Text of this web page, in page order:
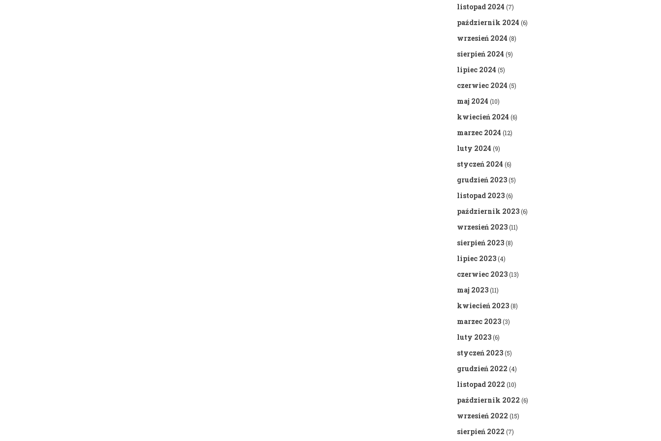
listopad 2024 (7)
październik 2024 (6)
wrzesień 2024 (8)
sierpień 2024 (9)
lipiec 2024 (5)
czerwiec 2024 (5)
maj 2024 (10)
kwiecień 2024 (6)
marzec 2024 (12)
luty 2024 (9)
styczeń 2024 (6)
grudzień 2023(5)
listopad 2023(6)
październik 2023(6)
wrzesień 2023(11)
sierpień 2023(8)
lipiec 2023(4)
czerwiec 2023(13)
maj 2023(11)
kwiecień 2023(8)
marzec 2023(3)
luty 2023(6)
styczeń 2023(5)
grudzień 2022 (4)
listopad 2022 (10)
październik 2022 (6)
wrzesień 2022 (15)
sierpień 2022 (7)